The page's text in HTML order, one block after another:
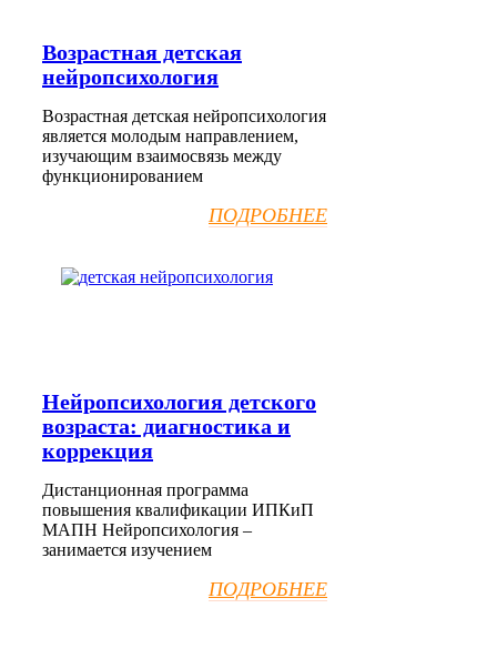
Возрастная детская
нейропсихология
Возрастная детская нейропсихология
является молодым направлением,
изучающим взаимосвязь между
функционированием
ПОДРОБНЕЕ
Нейропсихология детского
возраста: диагностика и
коррекция
Дистанционная программа
повышения квалификации ИПКиП
МАПН Нейропсихология –
занимается изучением
ПОДРОБНЕЕ